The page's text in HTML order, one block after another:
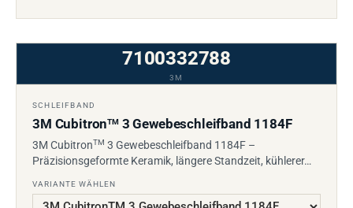
7100332788
3M
SCHLEIFBAND
3M CubitronTM3 Gewebeschleifband 1184F
3M CubitronTM 3 Gewebeschleifband 1184F –
Präzisionsgeformte Keramik, längere Standzeit, kühlerer…
VARIANTE WÄHLEN